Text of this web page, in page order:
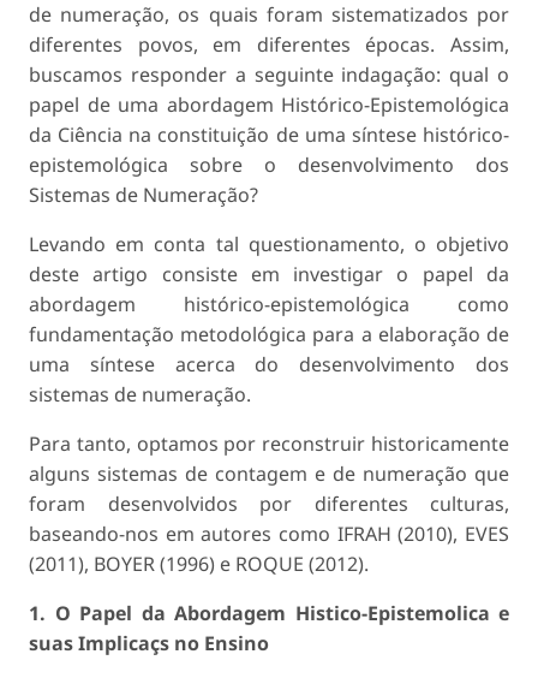
de numeração, os quais foram sistematizados por
diferentes povos, em diferentes épocas. Assim,
buscamos responder a seguinte indagação: qual o
papel de uma abordagem Histórico-Epistemológica
da Ciência na constituição de uma síntese históri­co-
epistemológica sobre o desenvolvimento dos
Sistemas de Numeração?
Levando em conta tal questionamento, o objetivo
deste artigo consiste em investigar o papel da
aborda­gem histórico-epistemológica como
fundamentação metodológica para a elaboração de
uma síntese acer­ca do desenvolvimento dos
sistemas de numeração.
Para tanto, optamos por reconstruir historicamente
alguns sistemas de contagem e de numeração que
foram desenvolvidos por diferentes culturas,
basean­do-nos em autores como IFRAH (2010), EVES
(2011), BOYER (1996) e ROQUE (2012).
1. O Papel da Abordagem Histico-Epistemolica e
suas Implicaçs no Ensino